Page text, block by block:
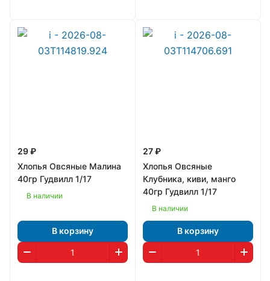
29 ₽
Хлопья Овсяные Малина
40гр Гудвилл 1/17
В наличии
В корзину
27 ₽
Хлопья Овсяные
Клубника, киви, манго
40гр Гудвилл 1/17
В наличии
В корзину